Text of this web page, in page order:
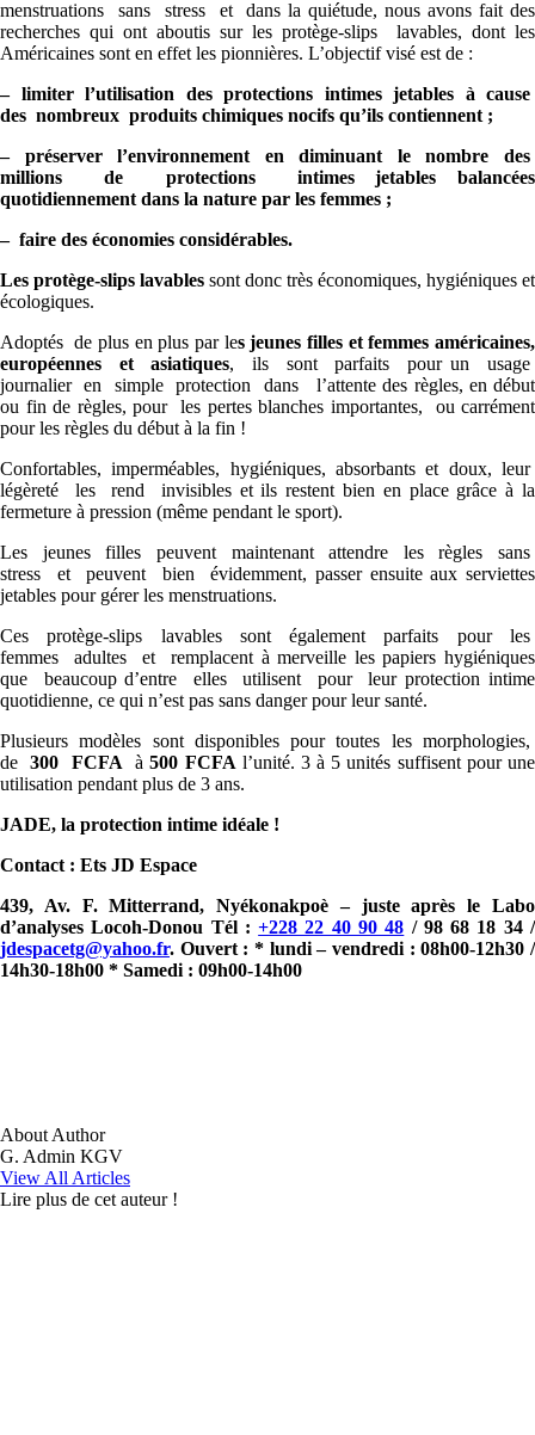
menstruations sans stress et dans la quiétude, nous avons fait des
recherches qui ont aboutis sur les protège-slips lavables, dont les
Américaines sont en effet les pionnières. L’objectif visé est de :
– limiter l’utilisation des protections intimes jetables à cause
des nombreux produits chimiques nocifs qu’ils contiennent ;
– préserver l’environnement en diminuant le nombre des
millions de protections intimes jetables balancées
quotidiennement dans la nature par les femmes ;
– faire des économies considérables.
Les protège-slips lavables sont donc très économiques, hygiéniques et
écologiques.
Adoptés de plus en plus par les jeunes filles et femmes américaines,
européennes et asiatiques, ils sont parfaits pour un usage
journalier en simple protection dans l’attente des règles, en début
ou fin de règles, pour les pertes blanches importantes, ou carrément
pour les règles du début à la fin !
Confortables, imperméables, hygiéniques, absorbants et doux, leur
légèreté les rend invisibles et ils restent bien en place grâce à la
fermeture à pression (même pendant le sport).
Les jeunes filles peuvent maintenant attendre les règles sans
stress et peuvent bien évidemment, passer ensuite aux serviettes
jetables pour gérer les menstruations.
Ces protège-slips lavables sont également parfaits pour les
femmes adultes et remplacent à merveille les papiers hygiéniques
que beaucoup d’entre elles utilisent pour leur protection intime
quotidienne, ce qui n’est pas sans danger pour leur santé.
Plusieurs modèles sont disponibles pour toutes les morphologies,
de300 FCFA à500 FCFA l’unité. 3 à 5 unités suffisent pour une
utilisation pendant plus de 3 ans.
JADE, la protection intime idéale !
Contact : Ets JD Espace
439, Av. F. Mitterrand, Nyékonakpoè – juste après le Labo
d’analyses Locoh-Donou Tél :+228 22 40 90 48 / 98 68 18 34 /
jdespacetg@yahoo.fr. Ouvert : * lundi – vendredi : 08h00-12h30 /
14h30-18h00 * Samedi : 09h00-14h00
About Author
G. Admin KGV
View All Articles
Lire plus de cet auteur !